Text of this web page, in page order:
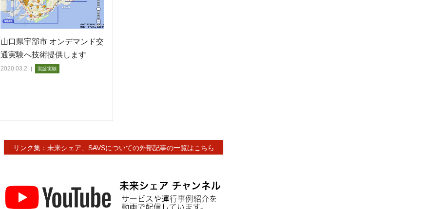
山口県宇部市 オンデマンド交
通実験へ技術提供します
2020.03.2 実証実験
リンク集：未来シェア、SAVSについての外部記事の一覧はこちら